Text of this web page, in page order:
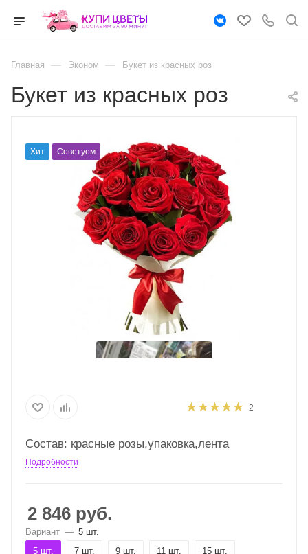
Главная — Эконом — Букет из красных роз
Букет из красных роз
Хит Советуем
2
Состав: красные розы,упаковка,лента
Подробности
2 846 руб.
Вариант — 5 шт.
5 шт.
7 шт. 9 шт. 11 шт. 15 шт.